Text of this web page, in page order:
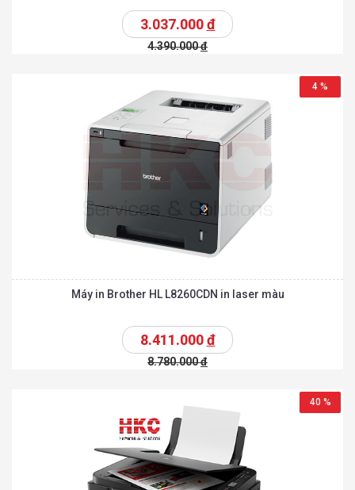
3.037.000đ
4.390.000đ
4 %
Máy in Brother HL L8260CDN in laser màu
8.411.000đ
8.780.000đ
40 %